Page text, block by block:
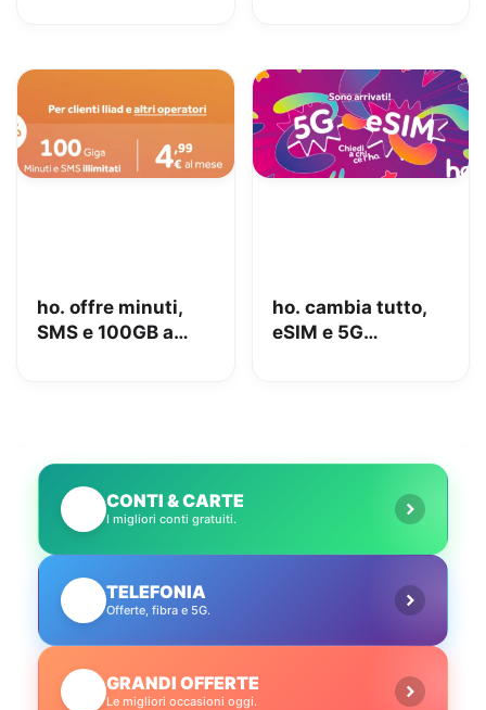
ho. offre minuti,
SMS e 100GB a
ho. cambia tutto,
eSIM e 5G
CONTI & CARTE
I migliori conti gratuiti.
TELEFONIA
Offerte, fibra e 5G.
GRANDI OFFERTE
Le migliori occasioni oggi.